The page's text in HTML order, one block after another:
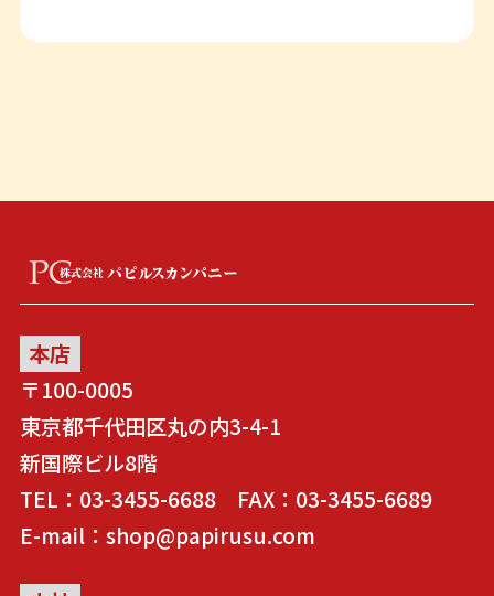
本店
〒100-0005
東京都千代田区丸の内3-4-1
新国際ビル8階
TEL：03-3455-6688 FAX：03-3455-6689
E-mail：shop@papirusu.com